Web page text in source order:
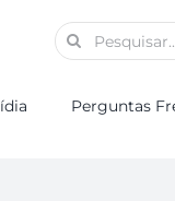
Buscar
resultados
para:Perguntas